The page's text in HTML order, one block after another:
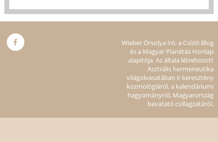
Wieber Orsolya író, a Csízió Blog
és a Magyar Planétás Honlap
alapítója. Az általa létrehozott
Asztrális hermeneutika
világolvasatában ír keresztény
kozmológiáról, a kalendáriumi
hagyományról, Magyarország
bevatató csillagzatáról.